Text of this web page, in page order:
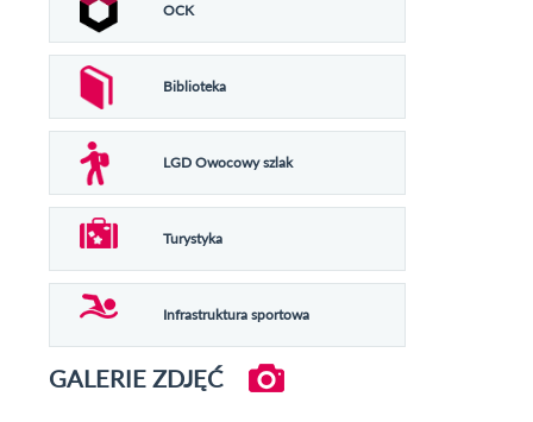
OCK
Biblioteka
LGD Owocowy szlak
Turystyka
Infrastruktura sportowa
GALERIE ZDJĘĆ